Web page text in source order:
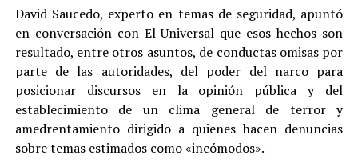
David Saucedo, experto en temas de seguridad, apuntó
en conversación con El Universal que esos hechos son
resultado, entre otros asuntos, de conductas omisas por
parte de las autoridades, del poder del narco para
posicionar discursos en la opinión pública y del
establecimiento de un clima general de terror y
amedrentamiento dirigido a quienes hacen denuncias
sobre temas estimados como «incómodos».